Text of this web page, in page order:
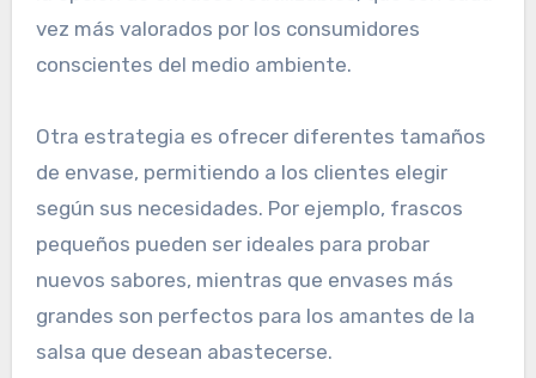
pueden incluir desde el diseño de la etiqueta
hasta la forma del envase. Personalizar el
representen la cultura local puede atraer a un
público específico. También se puede considerar
la opción de envases reutilizables, que son cada
vez más valorados por los consumidores
conscientes del medio ambiente.
Otra estrategia es ofrecer diferentes tamaños